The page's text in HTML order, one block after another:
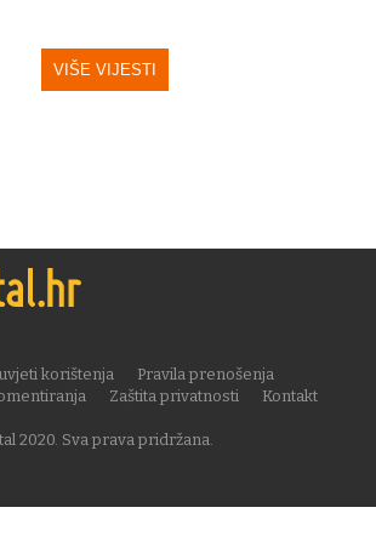
VIŠE VIJESTI
2020. Sva prava pridržana.
korištenja
Pravila prenošenja
Zaštita privatnosti
Kontakt